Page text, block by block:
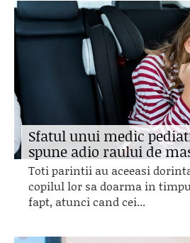
Sfatul unui medic
spune adio raului de
Toti parintii au aceeasi
copilul lor sa doarma in
fapt, atunci cand cei...